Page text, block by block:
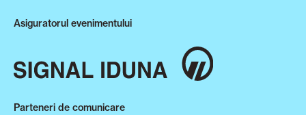
Asiguratorul evenimentului
Parteneri de comunicare